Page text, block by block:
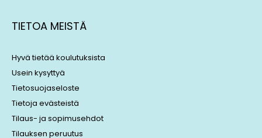
k
e
i
n
e
a
s
TIETOA MEISTÄ
Hyvä tietää koulutuksista
Usein kysyttyä
Tietosuojaseloste
Tietoja evästeistä
Tilaus- ja sopimusehdot
Tilauksen peruutus